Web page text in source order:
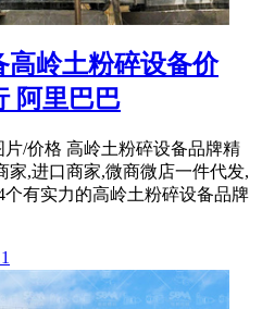
高岭土粉碎设备价
阿里巴巴
/价格 高岭土粉碎设备品牌精
家,进口商家,微商微店一件代发,
个有实力的高岭土粉碎设备品牌